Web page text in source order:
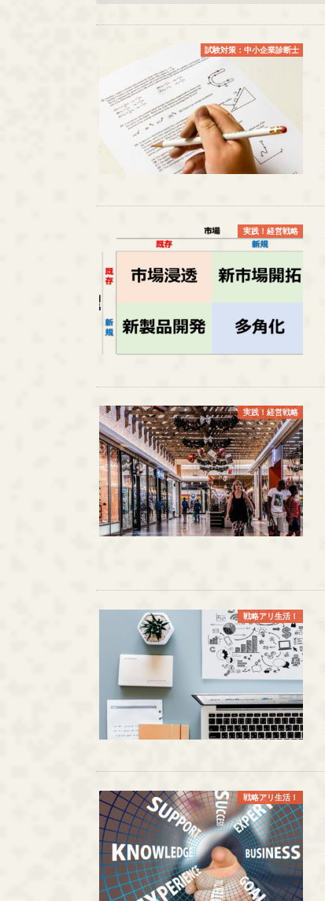
試験対策：中小企業診断士
実践！経営戦略
実践！経営戦略
戦略アリ生活！
戦略アリ生活！